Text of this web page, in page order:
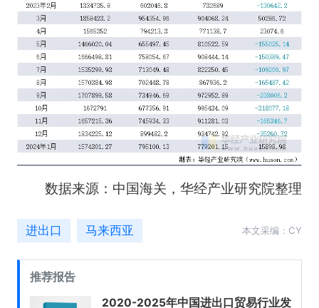
数据来源：中国海关，华经产业研究院整理
进出口 马来西亚 本文采编：CY
推荐报告
2020-2025年中国进出口贸易行业发